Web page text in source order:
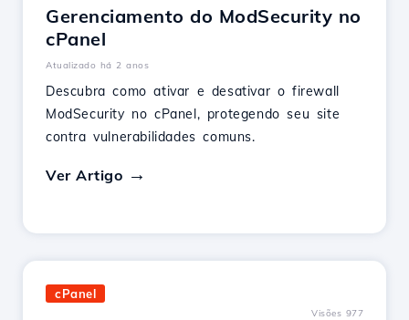
Gerenciamento do ModSecurity no
cPanel
Atualizado há 2 anos
Descubra como ativar e desativar o firewall
ModSecurity no cPanel, protegendo seu site
contra vulnerabilidades comuns.
Ver Artigo
cPanel
Visões 977